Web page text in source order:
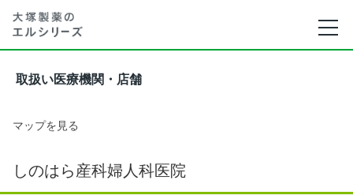
取扱い医療機関・店舗
マップを見る
しのはら産科婦人科医院